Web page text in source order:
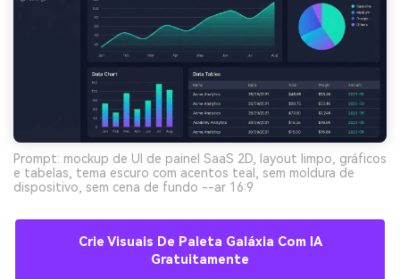
Prompt: mockup de UI de painel SaaS 2D, layout limpo, gráficos
e tabelas, tema escuro com acentos teal, sem moldura de
dispositivo, sem cena de fundo --ar 16:9
Crie Visuais De Paleta Galáxia Com IA
Gratuitamente